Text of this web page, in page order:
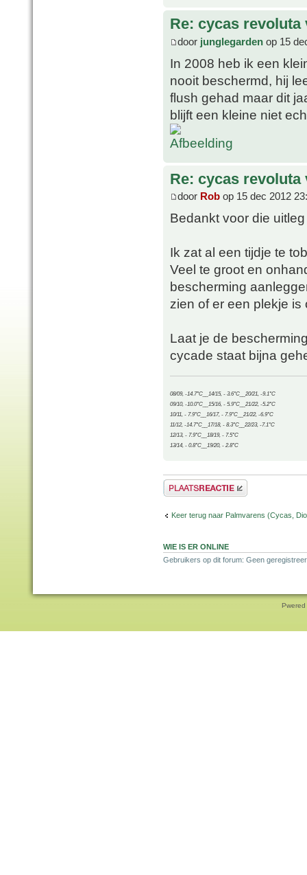
Re: cycas revoluta
door junglegarden op 15
In 2008 heb ik een
nooit beschermd, hij
flush gehad maar dit
blijft een kleine niet
Re: cycas revoluta
door Rob op 15 dec 2012
Bedankt voor die
Ik zat al een tijdje te
Veel te groot en
bescherming
zien of er een plekje
Laat je de
cycade staat bijna
08/09, -14.7°C__14/15, - 3.6°C__20/21, -9.1°C
09/10, -10.0°C__15/16, - 5.9°C__21/22, -5.2°C
10/11, - 7.9°C__16/17, - 7.9°C__21/22, -6.9°C
11/12, -14.7°C__17/18, - 8.3°C__22/23, -7.1°C
12/13, - 7.9°C__18/19, - 7.5°C
13/14, - 0.8°C__19/20, - 2.8°C
Plaats een reactie
Keer terug naar Palmvarens (Cycas,
WIE IS ER ONLINE
Gebruikers op dit forum: Geen